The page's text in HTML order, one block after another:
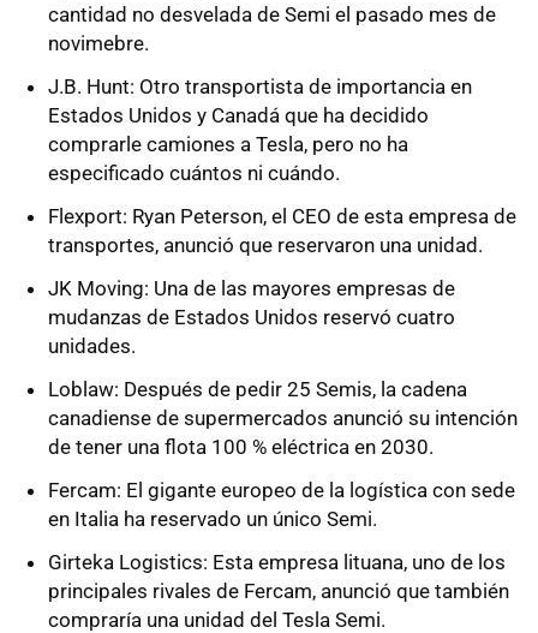
cantidad no desvelada de Semi el pasado mes de
novimebre.
J.B. Hunt: Otro transportista de importancia en
Estados Unidos y Canadá que ha decidido
comprarle camiones a Tesla, pero no ha
especificado cuántos ni cuándo.
Flexport: Ryan Peterson, el CEO de esta empresa de
transportes, anunció que reservaron una unidad.
JK Moving: Una de las mayores empresas de
mudanzas de Estados Unidos reservó cuatro
unidades.
Loblaw: Después de pedir 25 Semis, la cadena
canadiense de supermercados anunció su intención
de tener una flota 100 % eléctrica en 2030.
Fercam: El gigante europeo de la logística con sede
en Italia ha reservado un único Semi.
Girteka Logistics: Esta empresa lituana, uno de los
principales rivales de Fercam, anunció que también
compraría una unidad del Tesla Semi.